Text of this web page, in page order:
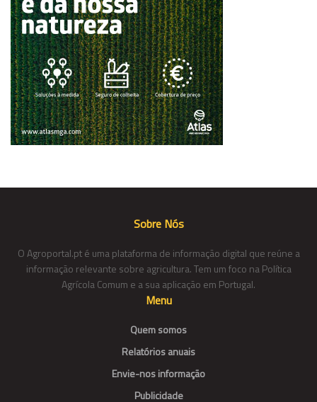
Sobre Nós
O Agroportal.pt é uma plataforma de informação digital que reúne a
informação relevante sobre agricultura. Tem um foco na Política
Agrícola Comum e a sua aplicação em Portugal.
Menu
Quem somos
Relatórios anuais
Envie-nos informação
Publicidade